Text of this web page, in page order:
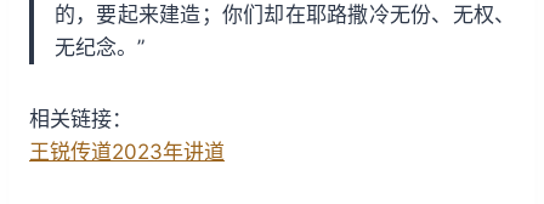
的，要起来建造；你们却在耶路撒冷无份、无权、
无纪念。”
相关链接：
王锐传道2023年讲道